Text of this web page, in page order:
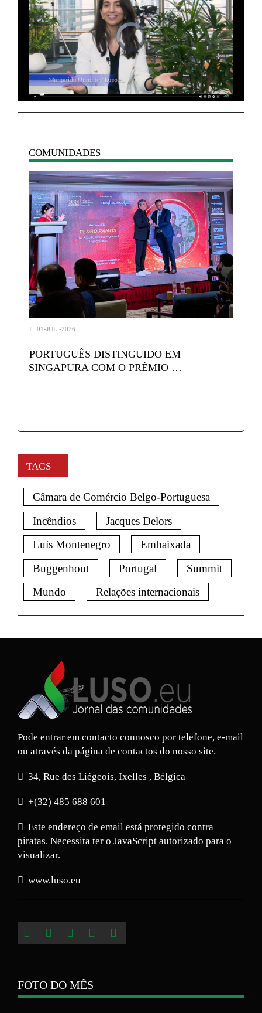
COMUNIDADES
01-JUL.-2026
PORTUGUÊS DISTINGUIDO EM
SINGAPURA COM O PRÉMIO …
TAGS
Câmara de Comércio Belgo-Portuguesa
Incêndios
Jacques Delors
Luís Montenegro
Embaixada
Buggenhout
Portugal
Summit
Mundo
Relações internacionais
Pode entrar em contacto connosco por telefone, e-mail
ou através da página de contactos do nosso site.
34, Rue des Liégeois, Ixelles , Bélgica
+(32) 485 688 601
Este endereço de email está protegido contra
piratas. Necessita ter o JavaScript autorizado para o
visualizar.
www.luso.eu
FOTO DO MÊS